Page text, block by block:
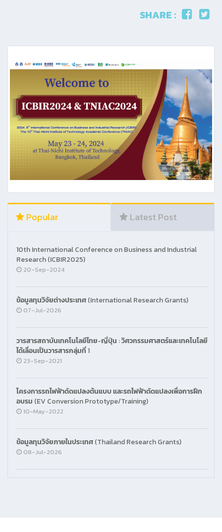
SHARE :
Popular Latest Post
10th International Conference on Business and Industrial
Research (ICBIR2025)
20-Sep-2024
ข้อมูลทุนวิจัยต่างประเทศ (International Research Grants)
07-Jul-2026
วารสารสถาบันเทคโนโลยีไทย-ญี่ปุ่น : วิศวกรรมศาสตร์และเทคโนโลยี
ได้เลื่อนเป็นวารสารกลุ่มที่ 1
23-Sep-2021
โครงการรถไฟฟ้าดัดแปลงต้นแบบ และรถไฟฟ้าดัดแปลงเพื่อการฝึก
อบรม (EV Conversion Prototype/Training)
10-May-2022
ข้อมูลทุนวิจัยภายในประเทศ (Thailand Research Grants)
08-Jul-2026